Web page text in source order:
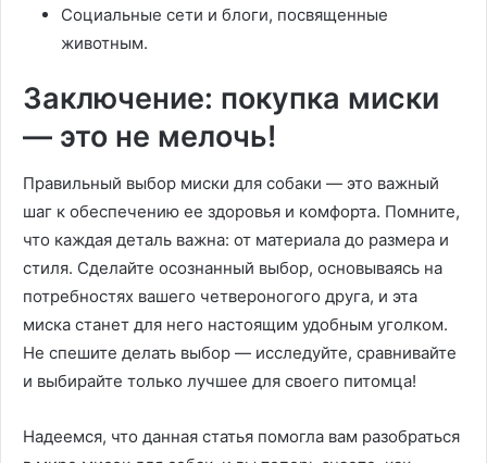
Социальные сети и блоги, посвященные
животным.
Заключение: покупка миски
— это не мелочь!
Правильный выбор миски для собаки — это важный
шаг к обеспечению ее здоровья и комфорта. Помните,
что каждая деталь важна: от материала до размера и
стиля. Сделайте осознанный выбор, основываясь на
потребностях вашего четвероногого друга, и эта
миска станет для него настоящим удобным уголком.
Не спешите делать выбор — исследуйте, сравнивайте
и выбирайте только лучшее для своего питомца!
Надеемся, что данная статья помогла вам разобраться